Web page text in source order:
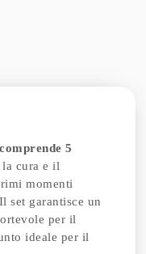
5
la cura e il
momenti
set garantisce un
per il
ideale per il